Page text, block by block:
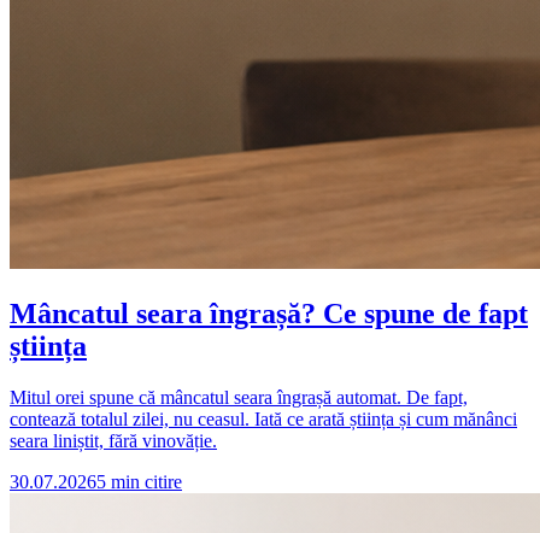
Mâncatul seara îngrașă? Ce spune de fapt
știința
Mitul orei spune că mâncatul seara îngrașă automat. De fapt,
contează totalul zilei, nu ceasul. Iată ce arată știința și cum mănânci
seara liniștit, fără vinovăție.
30.07.20265 min citire